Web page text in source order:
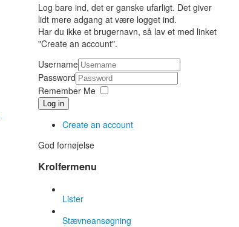
Log bare ind, det er ganske ufarligt. Det giver
lidt mere adgang at være logget ind.
Har du ikke et brugernavn, så lav et med linket
"Create an account".
Username
Password
Remember Me
Log in
Create an account
God fornøjelse
Krolfermenu
Lister
Stævneansøgning